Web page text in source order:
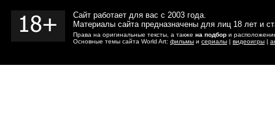
Сайт работает для вас с 2003 года.
Материалы сайта предназначены для лиц 18 лет и
Права на оригинальные тексты, а также на подбор и
Основные темы сайта World Art: фильмы и сериалы | видеоигры |